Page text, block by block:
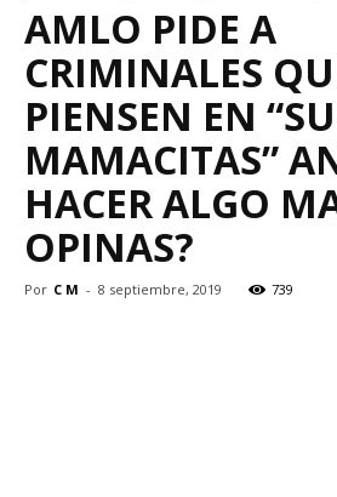
AMLO PIDE A
CRIMINALES
PIENSEN EN
MAMACITAS”
HACER ALGO
OPINAS?
Por C M - 8 septiembre, 2019 739